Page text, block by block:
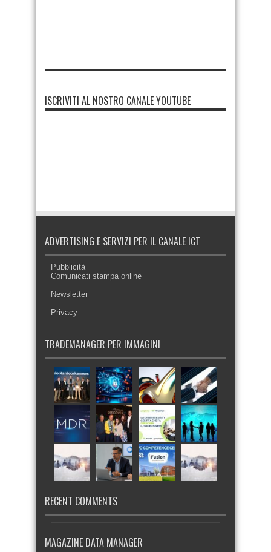
ISCRIVITI AL NOSTRO CANALE YOUTUBE
ADVERTISING E SERVIZI PER IL CANALE ICT
Pubblicità
Comunicati stampa online
Newsletter
Privacy
TRADEMANAGER PER IMMAGINI
RECENT COMMENTS
MAGAZINE DATA MANAGER